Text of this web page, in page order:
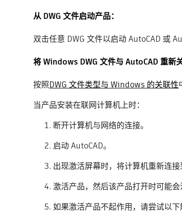
从 DWG 文件启动产品：
双击任意 DWG 文件以启动 AutoCAD 或
将 Windows DWG 文件与 AutoCAD 重新关
按照DWG 文件类型与 Windows 的关联性
当产品安装在联网计算机上时：
断开计算机与网络的连接。
启动 AutoCAD。
出现激活屏幕时，将计算机重新连接
激活产品，然后该产品打开时可能会
如果激活产品不起作用，请尝试以下